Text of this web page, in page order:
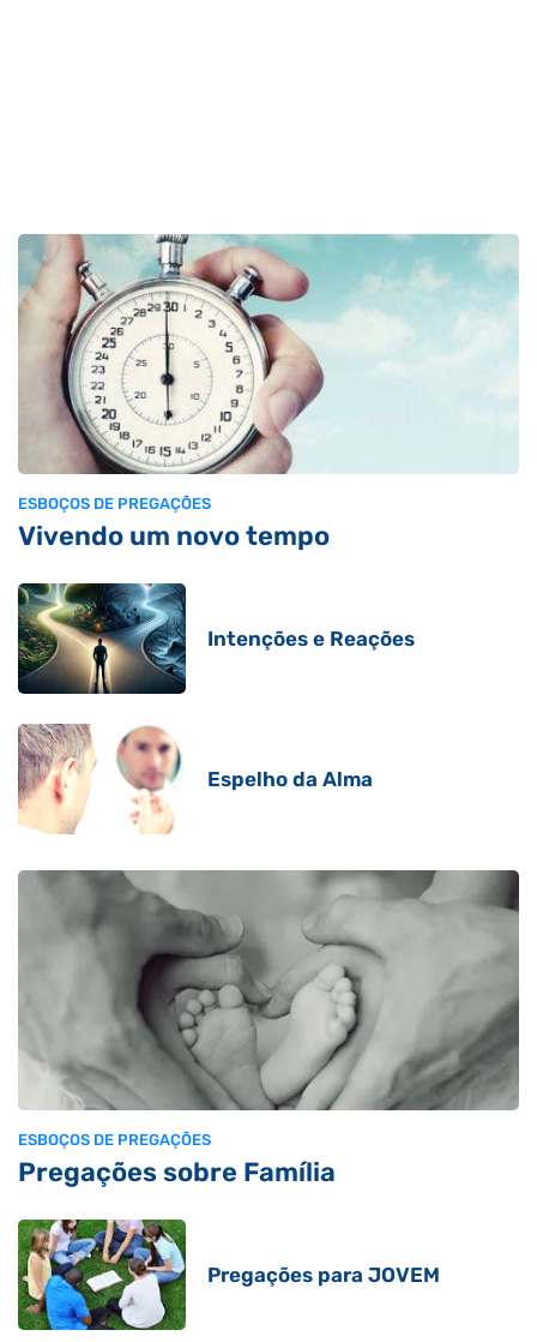
ESBOÇOS DE PREGAÇÕES
Vivendo um novo tempo
Intenções e Reações
Espelho da Alma
ESBOÇOS DE PREGAÇÕES
Pregações sobre Família
Pregações para JOVEM